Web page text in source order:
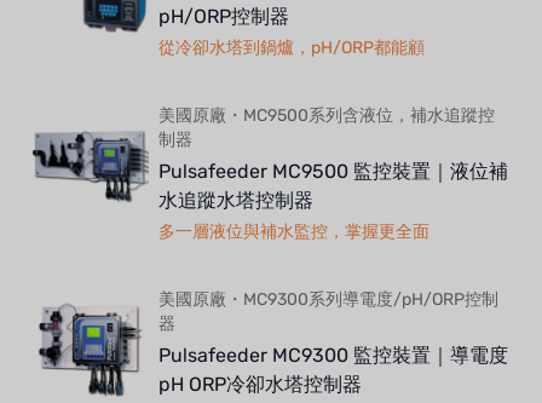
pH/ORP控制器
從冷卻水塔到鍋爐，pH/ORP都能顧
美國原廠・MC9500系列含液位，補水追蹤控
制器
Pulsafeeder MC9500 監控裝置｜液位補
水追蹤水塔控制器
多一層液位與補水監控，掌握更全面
美國原廠・MC9300系列導電度/pH/ORP控制
器
Pulsafeeder MC9300 監控裝置｜導電度
pH ORP冷卻水塔控制器